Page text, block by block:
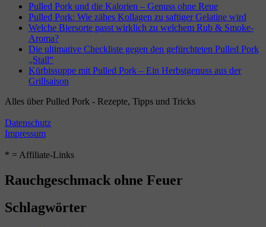
Pulled Pork und die Kalorien – Genuss ohne Reue
Pulled Pork: Wie zähes Kollagen zu saftiger Gelatine wird
Welche Biersorte passt wirklich zu welchem Rub & Smoke-
Aroma?
Die ultimative Checkliste gegen den gefürchteten Pulled Pork
„Stall“
Kürbissuppe mit Pulled Pork – Ein Herbstgenuss aus der
Grillsaison
Alles über Pulled Pork - Rezepte, Tipps und Tricks
Datenschutz
Impressum
* = Affiliate-Links
Rauchgeschmack ohne Feuer
Schlagwörter